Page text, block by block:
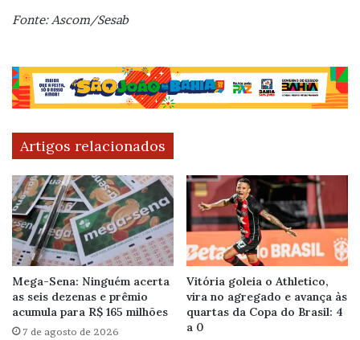
Fonte: Ascom/Sesab
Artigos relacionados
Mega-Sena: Ninguém acerta
as seis dezenas e prêmio
acumula para R$ 165 milhões
7 de agosto de 2026
Vitória goleia o Athletico,
vira no agregado e avança às
quartas da Copa do Brasil: 4
a 0